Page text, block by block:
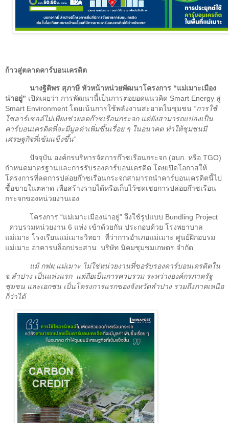
ก้าวสู่ตลาดคาร์บอนเครดิต
นางฐิติพร สุภาษี หัวหน้าหน่วยพัฒนาโครงการ “แม่เมาะเมือง
น่าอยู่” เปิดเผยว่า การพัฒนานี้เป็นการต่อยอดแนวคิด Smart Energy สู่
Smart Environment โดยเน้นการใช้พลังงานสะอาดในชุมชน “การใช้
โซลาร์เซลล์ไม่เพียงช่วยลดก๊าซเรือนกระจก แต่ยังสามารถแปลงเป็น
คาร์บอนเครดิตที่จะมีมูลค่าเพิ่มขึ้นเรื่อย ๆ ในอนาคต ทำให้ชุมชนมี
เศรษฐกิจที่เข้มแข็งขึ้น”
ปัจจุบัน องค์กรบริหารจัดการก๊าซเรือนกระจก (อบก. หรือ TGO)
กำหนดมาตรฐานและการรับรองคาร์บอนเครดิต โดยเปิดโอกาสให้
โครงการที่ลดการปล่อยก๊าซเรือนกระจกสามารถนำคาร์บอนเครดิตนี้ไป
ซื้อขายในตลาด เพื่อสร้างรายได้หรือเก็บไว้ชดเชยการปล่อยก๊าซเรือน
กระจกของหน่วยงานเอง
โครงการ “แม่เมาะเมืองน่าอยู่” จึงใช้รูปแบบ Bundling Project
ควบรวมหน่วยงาน 6 แห่ง เข้าด้วยกัน ประกอบด้วย โรงพยาบาล
แม่เมาะ โรงเรียนแม่เมาะวิทยา ที่ว่าการอำเภอแม่เมาะ ศูนย์ฝึกอบรม
แม่เมาะ อาคารบล็อกประสาน บริษัท นิคมชุมชมเกษตร จำกัด
แม้ กฟผ.แม่เมาะ ไม่ใช่หน่วยงานที่ขอรับรองคาร์บอนเครดิตใน
จ.ลำปาง เป็นแห่งแรก แต่ถือเป็นการควบรวม ระหว่างองค์กรภาครัฐ
ชุมชน และเอกชน เป็นโครงการแรกของจังหวัดลำปาง รวมถึงภาคเหนือ
ก็ว่าได้